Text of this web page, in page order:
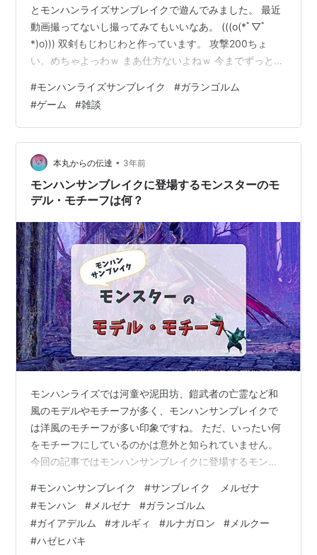
とモンハンライズサンブレイクで遊んでみました。 最近
動画撮ってないし撮ってみてもいいなあ。 (((o(*ﾟ▽ﾟ
*)o))) 双剣もじわじわと作っています。 攻撃200ちょ
い。めちゃよっわｗ まあ仕方ないよねｗ 今までずっと弓
ト（二回目）に挑戦してみました。 まさかの一撃死。
Σ(￣ロ￣lll)ｶﾞｰﾝ 腕の纏いを解除をしないと大技を撃たれ
て一撃死らしく、それにやられました。 緊急回避でなん
とかなるらしいけど、上手く出来る気がしないｗ おっ
し、練習するぞお。 そしたら多分、弓矢強化でき…
#モンハンライズサンブレイク #ガランゴルム
#ゲーム #雑談
本丸からの伝達 • 3年前
モンハンサンブレイクに登場するモンスターのモ
デル・モチーフは何？
モンハンライズでは河童や泥田坊、鎧武者の亡霊など和
風のモデルやモチーフが多く、モンハンサンブレイクで
は洋風のモチーフが多い印象ですね。 ただ、いったい何
をモチーフにしているのかは意外と知られていません。
今回の記事ではモンハンサンブレイクに登場するモンス
ンハンサンブレイク登場する小型モンスターのモデル・
モチーフは何？ 城壁高地に登場するオルギィのモデル・
モチーフは？ 城壁高地に登場するメルクーのモデル・モ
チーフは何？ ハゼヒバキのモデル・モチーフになってい
#モンハンサンブレイク #サンブレイク メルゼナ
#モンハン # メルゼナ #ガランゴルム
#ガイアデルム #オルギィ #ルナガロン # メルクー
#ハゼヒバキ